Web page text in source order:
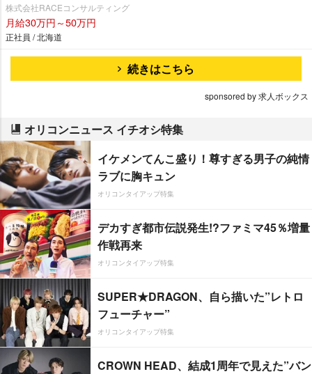
株式会社RACEコンサルティング
月給30万円～50万円
正社員 / 北海道
続きはこちら
sponsored by 求人ボックス
オリコンニュース イチオシ特集
イケメンてんこ盛り！尊すぎる男子の純情
ラブに胸キュン
オリコンタイアップ特集
デカすぎ都市伝説発生!?ファミマ45％増量
作戦再来
オリコンタイアップ特集
SUPER★DRAGON、自ら描いた”レトロ
フューチャー”
オリコンタイアップ特集
CROWN HEAD、結成1周年で見えた”バン